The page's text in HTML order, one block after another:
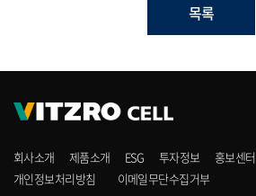
목록
회사소개 제품소개 ESG 투자정보 홍보센터
개인정보처리방침
이메일무단수집거부